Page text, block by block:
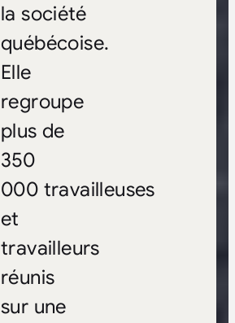
la société
québécoise.
Elle
regroupe
plus de
350
000 travailleuses
et
travailleurs
réunis
sur une